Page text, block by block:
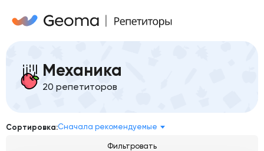
Механика
20 репетиторов
Сортировка:Сначала рекомендуемые
Фильтровать